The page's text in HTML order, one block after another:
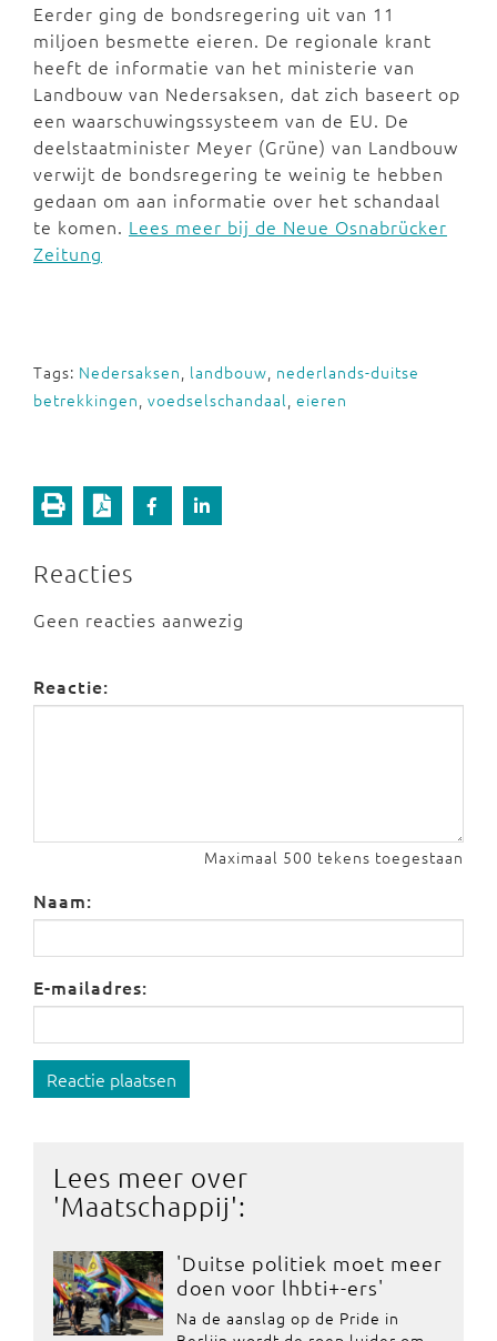
Eerder ging de bondsregering uit van 11
miljoen besmette eieren. De regionale krant
heeft de informatie van het ministerie van
Landbouw van Nedersaksen, dat zich baseert op
een waarschuwingssysteem van de EU. De
deelstaatminister Meyer (Grüne) van Landbouw
verwijt de bondsregering te weinig te hebben
gedaan om aan informatie over het schandaal
te komen. Lees meer bij de Neue Osnabrücker
Zeitung
Tags: Nedersaksen, landbouw, nederlands-duitse
betrekkingen, voedselschandaal, eieren
Reacties
Geen reacties aanwezig
Reactie:
Maximaal 500 tekens toegestaan
Naam:
E-mailadres:
Reactie plaatsen
Lees meer over
'Maatschappij':
'Duitse politiek moet meer
doen voor lhbti+-ers'
Na de aanslag op de Pride in